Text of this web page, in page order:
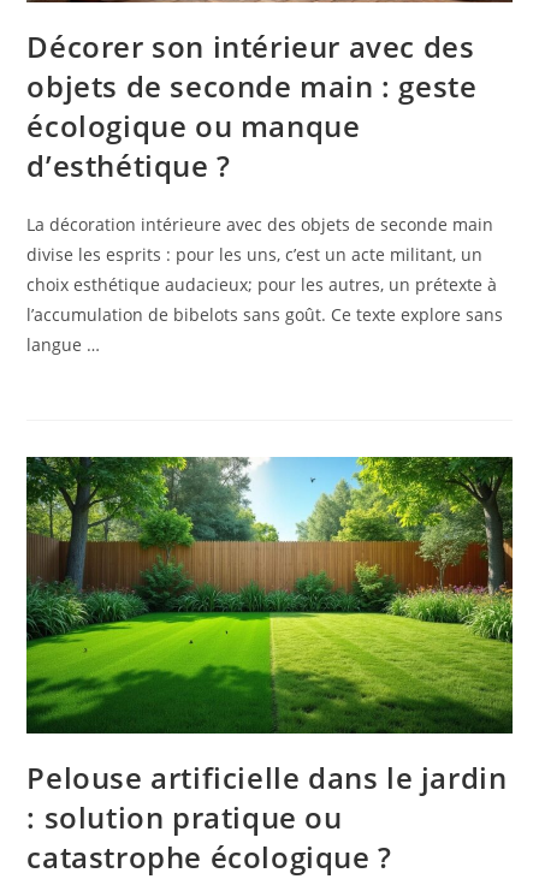
Décorer son intérieur avec des
objets de seconde main : geste
écologique ou manque
d’esthétique ?
La décoration intérieure avec des objets de seconde main
divise les esprits : pour les uns, c’est un acte militant, un
choix esthétique audacieux; pour les autres, un prétexte à
l’accumulation de bibelots sans goût. Ce texte explore sans
langue …
Pelouse artificielle dans le jardin
: solution pratique ou
catastrophe écologique ?